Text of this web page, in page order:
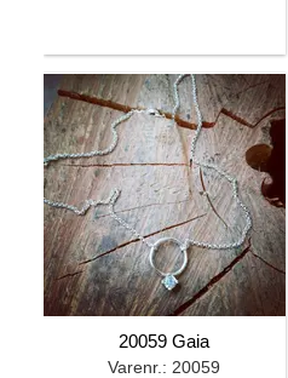
20059 Gaia
Varenr.: 20059